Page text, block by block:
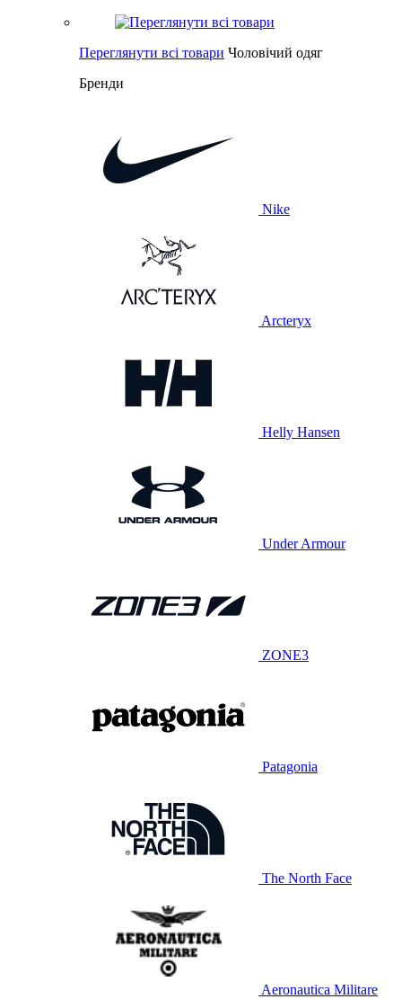
Переглянути всі товари Чоловічий одяг
Бренди
Nike
Arcteryx
Helly Hansen
Under Armour
ZONE3
Patagonia
The North Face
Aeronautica Militare